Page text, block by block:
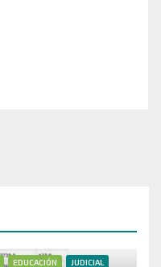
EDUCACIÓN JUDICIAL